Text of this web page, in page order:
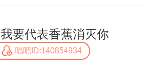
我要代表香蕉消灭你
唱吧ID:140854934